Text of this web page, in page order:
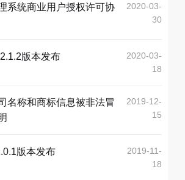
系统商业用户授权许可协
2020-03-
30
版本发布
2020-03-
18
名称和商标信息被非法冒
2019-12-
15
版本发布
2019-11-
18